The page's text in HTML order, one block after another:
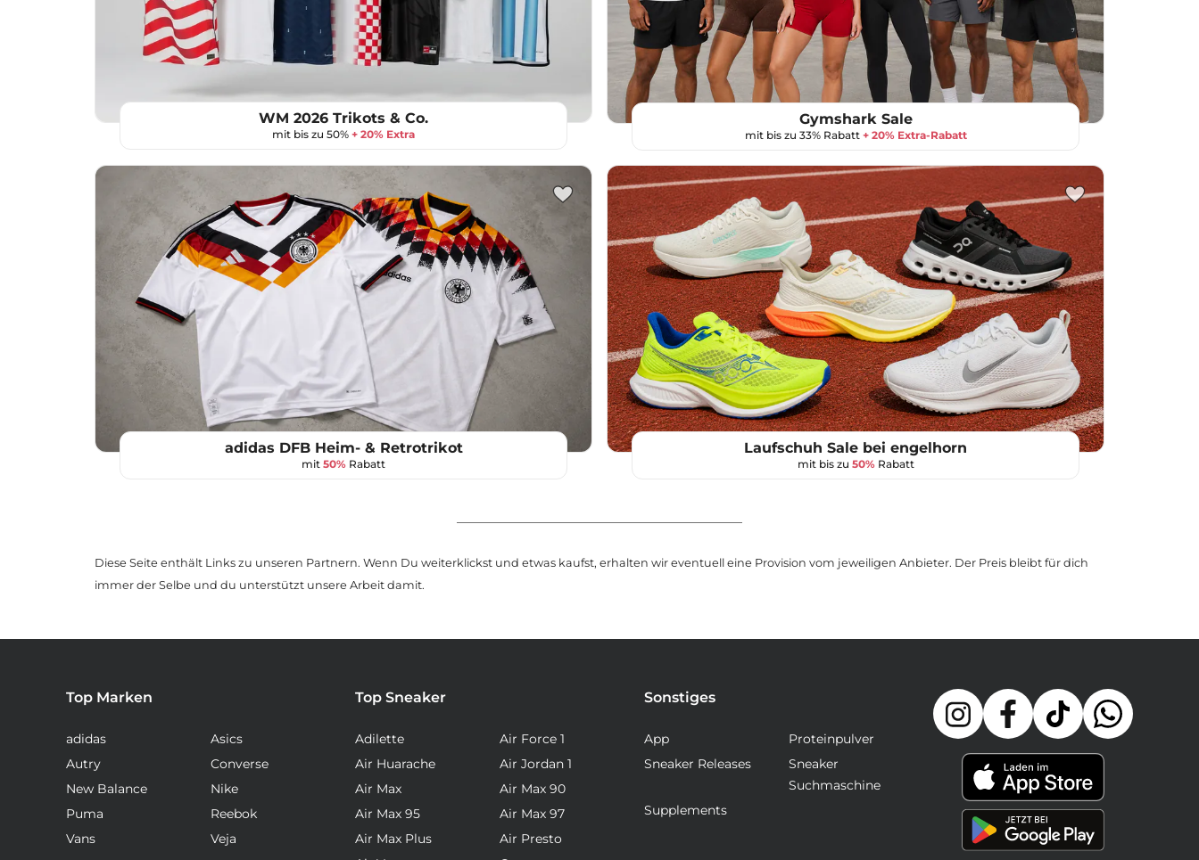
WM 2026 Trikots & Co.
mit bis zu 50% + 20% Extra
Gymshark Sale
mit bis zu 33% Rabatt + 20% Extra-Rabatt
adidas DFB Heim- & Retrotrikot
mit 50% Rabatt
Laufschuh Sale bei engelhorn
mit bis zu 50%Rabatt
Diese Seite enthält Links zu unseren Partnern. Wenn Du weiterklickst und etwas kaufst, erhalten wir eventuell eine Provision vom jeweiligen Anbieter. Der Preis bleibt für dich
immer der Selbe und du unterstützt unsere Arbeit damit.
Top Marken
adidas
Asics
Autry
Converse
New Balance
Nike
Puma
Reebok
Vans
Veja
Top Sneaker
Adilette
Air Force 1
Air Huarache
Air Jordan 1
Air Max
Air Max 90
Air Max 95
Air Max 97
Air Max Plus
Air Presto
Sonstiges
App
Proteinpulver
Sneaker Releases
Sneaker
Suchmaschine
Supplements